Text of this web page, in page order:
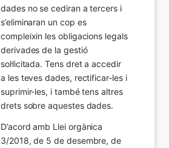
dades no se cediran a tercers i
s’eliminaran un cop es
compleixin les obligacions legals
derivades de la gestió
sol·licitada. Tens dret a accedir
a les teves dades, rectificar-les i
suprimir-les, i també tens altres
drets sobre aquestes dades.
D’acord amb Llei orgànica
3/2018, de 5 de desembre, de